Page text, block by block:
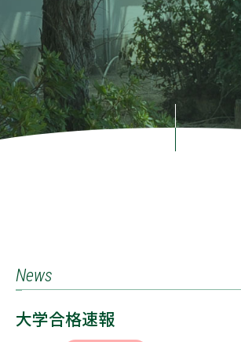
News
大学合格速報